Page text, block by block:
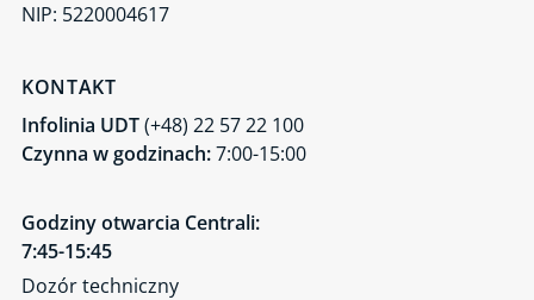
NIP: 5220004617
KONTAKT
Infolinia UDT(+48) 22 57 22 100
Czynna w godzinach:7:00-15:00
Godziny otwarcia Centrali:
7:45-15:45
Dozór techniczny